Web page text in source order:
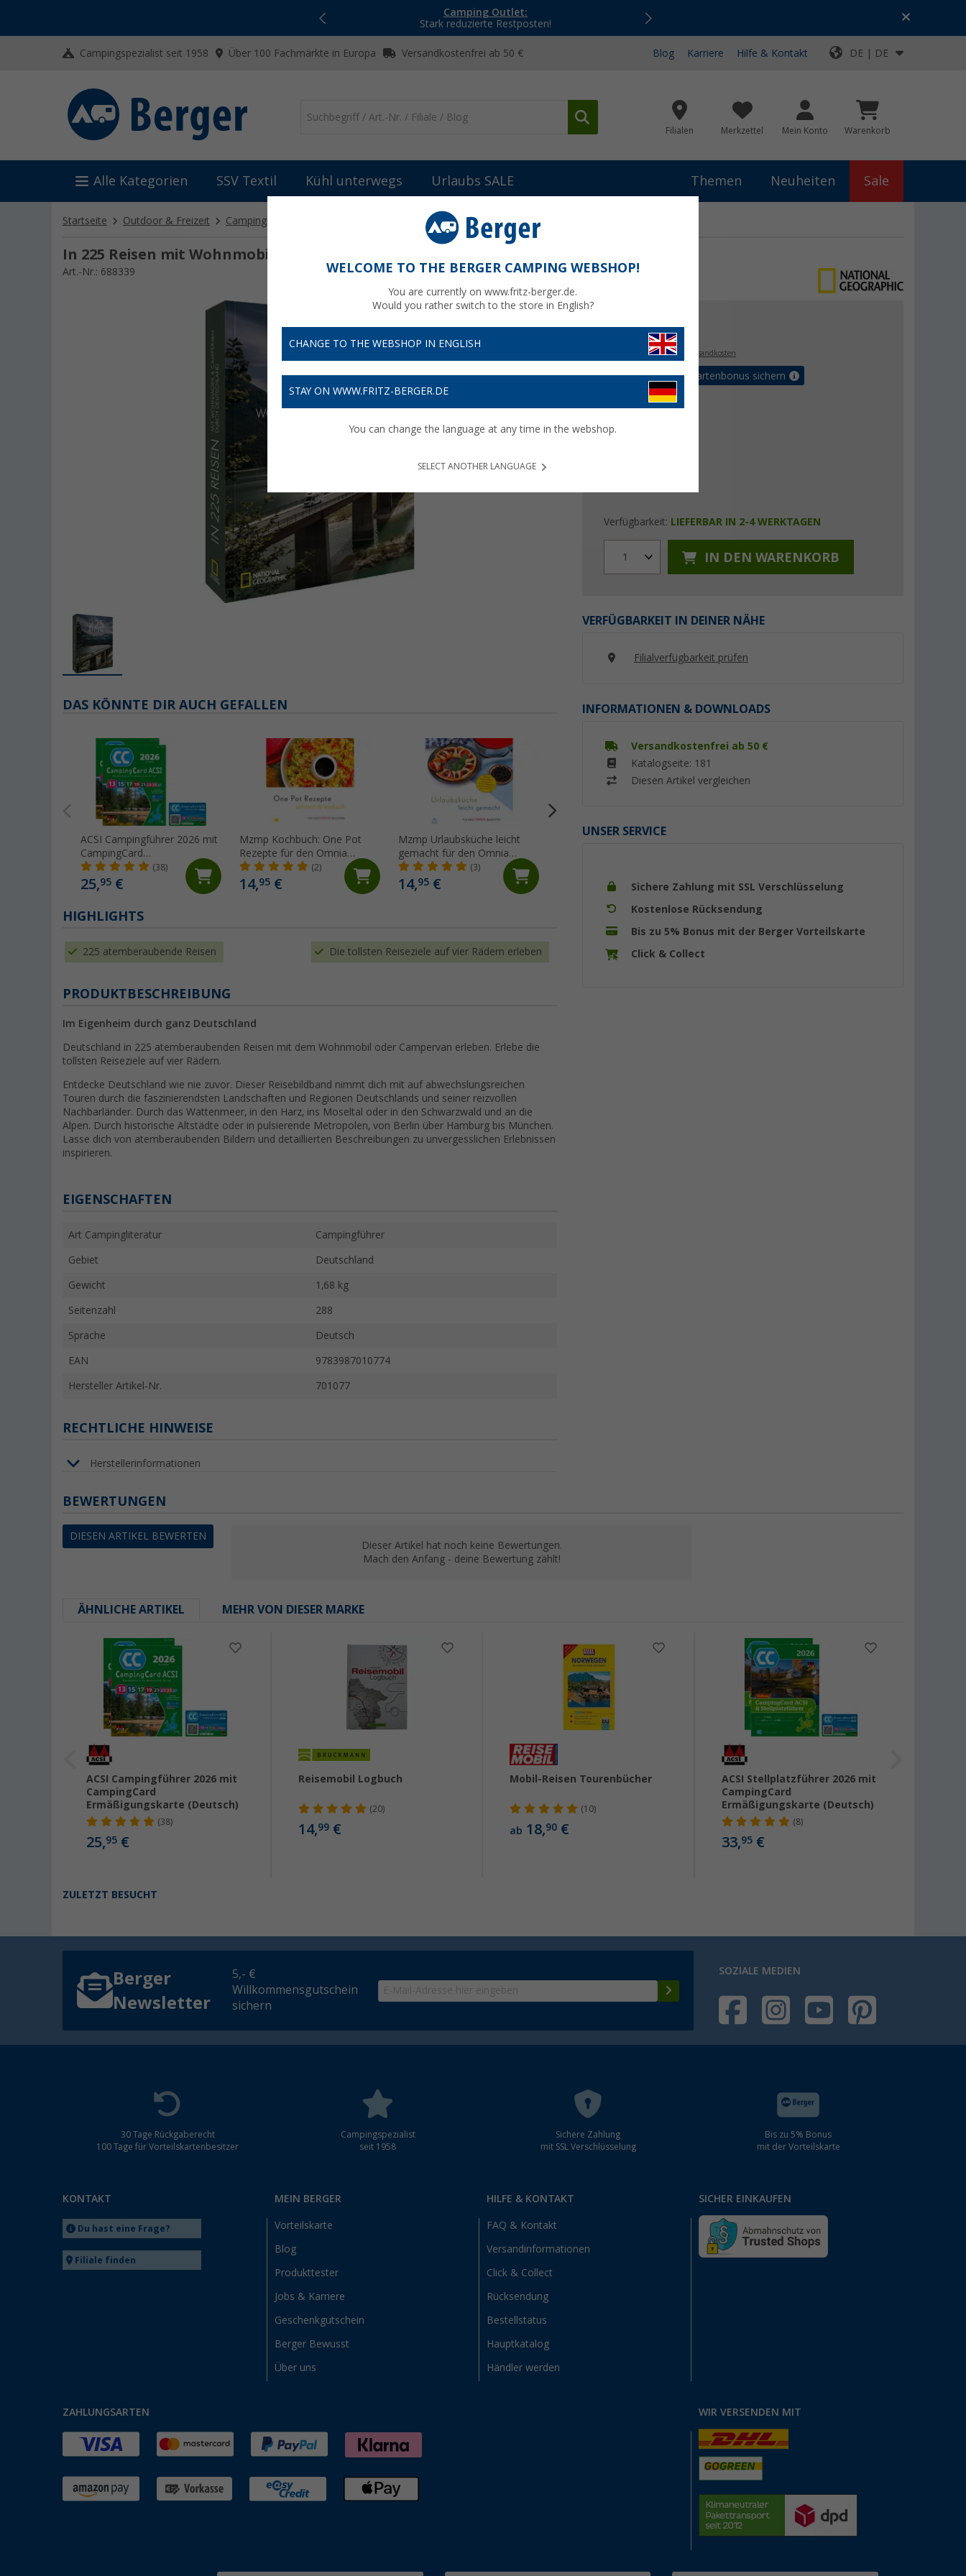
Camping Outlet:
Stark reduzierte Restposten!
Top-Deals für dein Abenteuer!
Campingspezialist seit 1958 Über 100 Fachmärkte in Europa Versandkostenfrei ab 50 € Blog Karriere Hilfe & Kontakt DE | DE
Filialen Merkzettel Mein Konto Warenkorb
Alle Kategorien SSV Textil Kühl unterwegs Urlaubs SALE Themen Neuheiten Sale
Startseite Outdoor & Freizeit Campingliteratur In 225 Reisen mit Wohnmobil & Campervan durch Deutschland
In 225 Reisen mit Wohnmobil & Campervan durch Deutschland
Art.-Nr.: 688339
39, €
Preise inkl. MwSt.,zzgl. Versandkosten
Bis zu 5% Vorteilskartenbonus sichern
Verfügbarkeit: LIEFERBAR IN 2-4 WERKTAGEN
1 IN DEN WARENKORB
VERFÜGBARKEIT IN DEINER NÄHE
Filialverfügbarkeit prüfen
INFORMATIONEN & DOWNLOADS
Versandkostenfrei ab 50 €
Katalogseite: 181
Diesen Artikel vergleichen
UNSER SERVICE
Sichere Zahlung mit SSL Verschlüsselung
Kostenlose Rücksendung
Bis zu 5% Bonus mit der Berger Vorteilskarte
Click & Collect
DAS KÖNNTE DIR AUCH GEFALLEN
ACSI Campingführer 2026 mit
CampingCard
Ermäßigungskarte (Deutsch)
(38)
25,95 €
Mzmp Kochbuch: One Pot
Rezepte für den Omnia
Backofen
(2)
14,95 €
Mzmp Urlaubsküche leicht
gemacht für den Omnia
Backofen Kochbuch 108
Seiten
(3)
14,95 € 11,- €
HIGHLIGHTS
225 atemberaubende Reisen Die tollsten Reiseziele auf vier Rädern erleben
PRODUKTBESCHREIBUNG
Im Eigenheim durch ganz Deutschland
Deutschland in 225 atemberaubenden Reisen mit dem Wohnmobil oder Campervan erleben. Erlebe die
tollsten Reiseziele auf vier Rädern.
Entdecke Deutschland wie nie zuvor. Dieser Reisebildband nimmt dich mit auf abwechslungsreichen
Touren durch die faszinierendsten Landschaften und Regionen Deutschlands und seiner reizvollen
Nachbarländer. Durch das Wattenmeer, in den Harz, ins Moseltal oder in den Schwarzwald und an die
Alpen. Durch historische Altstädte oder in pulsierende Metropolen, von Berlin über Hamburg bis München.
Lasse dich von atemberaubenden Bildern und detaillierten Beschreibungen zu unvergesslichen Erlebnissen
inspirieren.
EIGENSCHAFTEN
Art Campingliteratur Campingführer
Gebiet Deutschland
Gewicht 1,68 kg
Seitenzahl 288
Sprache Deutsch
EAN 9783987010774
Hersteller Artikel-Nr. 701077
RECHTLICHE HINWEISE
Herstellerinformationen
BEWERTUNGEN
DIESEN ARTIKEL BEWERTEN
Dieser Artikel hat noch keine Bewertungen.
Mach den Anfang - deine Bewertung zählt!
ÄHNLICHE ARTIKEL MEHR VON DIESER MARKE
ACSI Campingführer 2026 mit
CampingCard
Ermäßigungskarte (Deutsch)
(38)
25,95 €
Reisemobil Logbuch
(20)
14,99€
Mobil-Reisen Tourenbücher
(10)
ab 18,90 €
ACSI Stellplatzführer 2026 mit
CampingCard
Ermäßigungskarte (Deutsch)
(8)
33,95€
ZULETZT BESUCHT
Berger
Newsletter
5,- €
Willkommensgutschein
sichern
SOZIALE MEDIEN
30 Tage Rückgaberecht
100 Tage für Vorteilskartenbesitzer
Campingspezialist
seit 1958
Sichere Zahlung
mit SSL Verschlüsselung
Bis zu 5% Bonus
mit der Vorteilskarte
KONTAKT
Du hast eine Frage?
Filiale finden
MEIN BERGER
Vorteilskarte
Blog
Produkttester
Jobs & Karriere
Geschenkgutschein
Berger Bewusst
Über uns
HILFE & KONTAKT
FAQ & Kontakt
Versandinformationen
Click & Collect
Rücksendung
Bestellstatus
Hauptkatalog
Händler werden
SICHER EINKAUFEN
ZAHLUNGSARTEN WIR VERSENDEN MIT
WELCOME TO THE BERGER CAMPING WEBSHOP!
You are currently on www.fritz-berger.de.
Would you rather switch to the store in English?
CHANGE TO THE WEBSHOP IN ENGLISH
STAY ON WWW.FRITZ-BERGER.DE
You can change the language at any time in the webshop.
SELECT ANOTHER LANGUAGE